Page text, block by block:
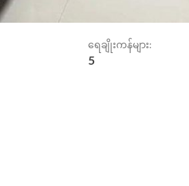
ရေချိုးကန်များ:
5